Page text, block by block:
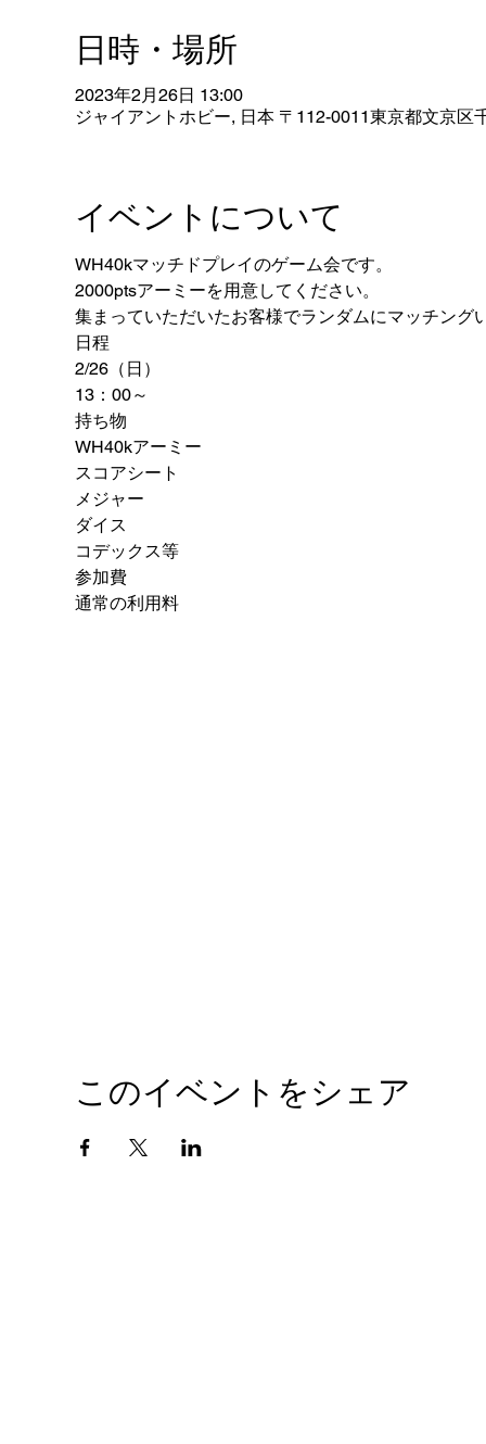
日時・場所
2023年2月26日 13:00
ジャイアントホビー, 日本 〒112-0011東京都文京区
イベントについて
WH40kマッチドプレイのゲーム会です。
2000ptsアーミーを用意してください。
集まっていただいたお客様でランダムにマッチング
日程
2/26（日）
13：00～
持ち物
WH40kアーミー
スコアシート
メジャー
ダイス
コデックス等
参加費
通常の利用料
このイベントをシェア